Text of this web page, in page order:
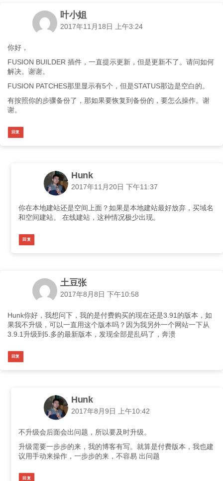
叶小姐
2017年11月18日 上午3:24
你好，
FUSION BUILDER 插件，一直提示更新，但是更新不了。请问如何
解决。谢谢。
FUSION PATCHES那里显示有5个，但是STATUS那边是空白的。
有按照你的步骤备份了，那如果要恢复到备份的，要怎么操作。谢
谢。
回复
Hunk
2017年11月20日 下午11:37
你在本地建站还是空间上面？如果是本地建站最好放弃，买域名
和空间建站。 在线建站，这种情况极少出现。
回复
土豆张
2017年8月8日 下午10:58
Hunk你好，我想问下，我的是付费购买的现在还是3.91的版本，如
果我不升级，可以一直用这个版本吗？因为我另外一个网站一下从
3.9.1升级到5.多的最新版本，发现全部是乱码了，奔溃
回复
Hunk
2017年8月9日 上午10:42
不升级会后面会出问题，所以要及时升级。
升级需要一步步的来，我的博客有写。就算是付费版本，我也建
议用手动来操作，一步步的来，不容易 出问题
回复